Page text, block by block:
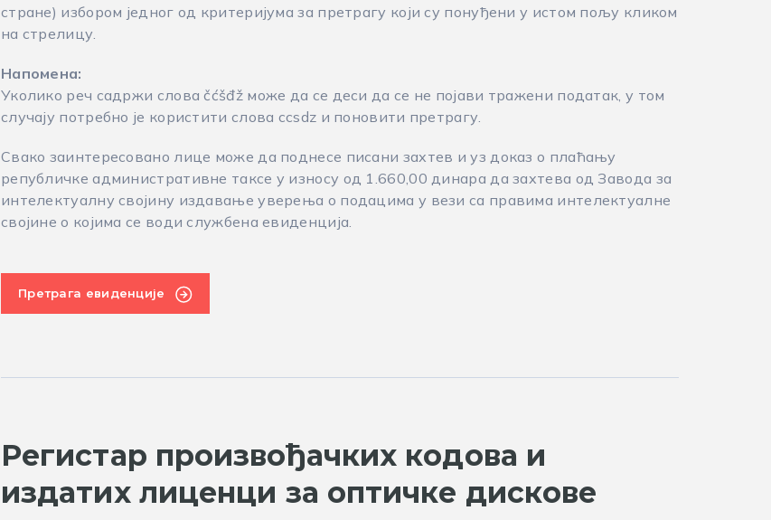
стране) избором једног од критеријума за претрагу који су понуђени у истом пољу кликом
на стрелицу.
Напомена:
Уколико реч садржи слова čćšđž може да се деси да се не појави тражени податак, у том
случају потребно је користити слова ccsdz и поновити претрагу.
Свако заинтересовано лице може да поднесе писани захтев и уз доказ о плаћању
републичке административне таксе у износу од 1.660,00 динара да захтева од Завода за
интелектуалну својину издавање уверења о подацима у вези са правима интелектуалне
својине о којима се води службена евиденција.
Претрага евиденције
Регистар произвођачких кодова и
издатих лиценци за оптичке дискове